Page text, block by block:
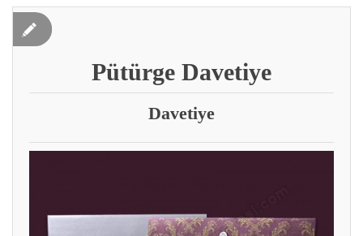
Pütürge Davetiye
Davetiye